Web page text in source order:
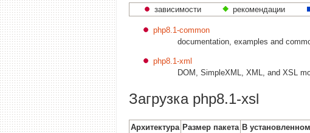
зависимости рекомендации
php8.1-common
documentation, examples and
php8.1-xml
DOM, SimpleXML, XML, and XSL
Загрузка php8.1-xsl
Архитектура Размер пакета В